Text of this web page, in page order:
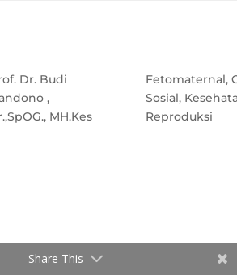
Dr. Budi
,
MH.Kes
Fetomaternal,
Sosial,
Reproduksi
Share This